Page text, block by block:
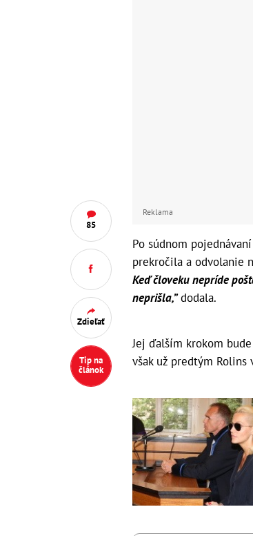
85
Zdieľať
Tip na
článok
Reklama
Po súdnom
prekročila a odvolanie
Keď človeku nepríde
neprišla,”dodala.
Jej ďalším krokom
však už predtým